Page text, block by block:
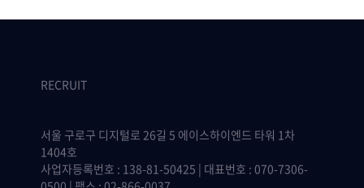
RECRUIT
서울 구로구 디지털로 26길 5 에이스하이엔드 타워 1차
1404호
사업자등록번호 : 138-81-50425 | 대표번호 : 070-7306-